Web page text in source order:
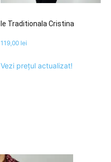
Ie Traditionala Cristina
119,00 lei
Vezi prețul actualizat!